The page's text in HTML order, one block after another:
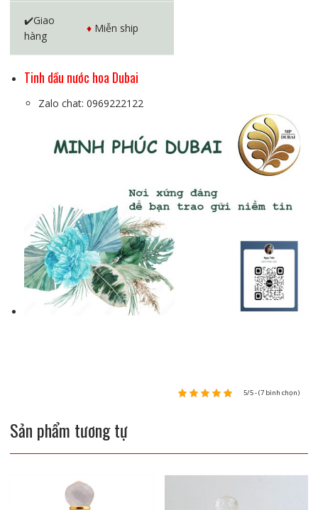
✔️Giao
hàng
♦️ Miễn ship
Tinh dầu nước hoa Dubai
Zalo chat: 0969222122
5/5 - (7 bình chọn)
Sản phẩm tương tự